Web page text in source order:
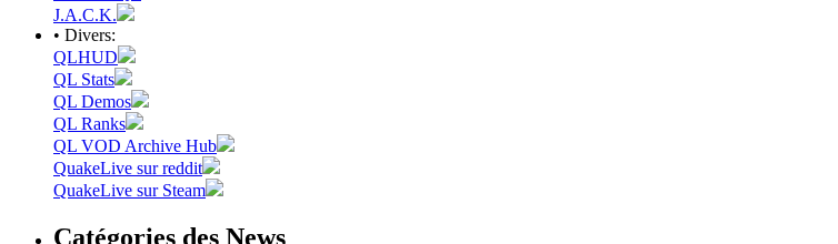
J.A.C.K.
• Divers:
QLHUD
QL Stats
QL Demos
QL Ranks
QL VOD Archive Hub
QuakeLive sur reddit
QuakeLive sur Steam
Catégories des News